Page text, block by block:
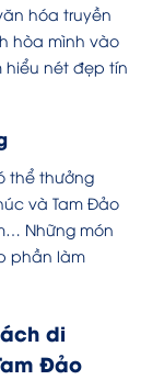
hóa truyền
hòa mình vào
hiểu nét đẹp tín
thể thưởng
và Tam Đảo
Những món
phần làm
di
Đảo